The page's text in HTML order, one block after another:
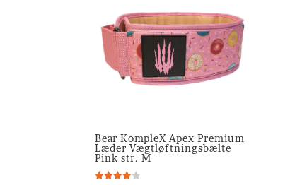
Bear KompleX Apex Premium
Læder Vægtløftningsbælte
Pink str. M